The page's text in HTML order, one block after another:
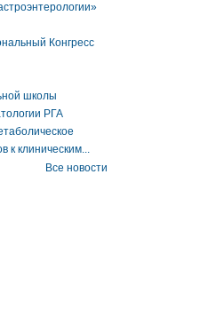
Конгресс
школы
РГА
к клиническим...
Все новости